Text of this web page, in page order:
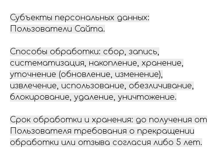
Субъекты персональных данных:
Пользователи Сайта.
Способы обработки: сбор, запись,
систематизация, накопление, хранение,
уточнение (обновление, изменение),
извлечение, использование, обезличивание,
блокирование, удаление, уничтожение.
Срок обработки и хранения: до получения от
Пользователя требования о прекращении
обработки или отзыва согласия либо 5 лет.